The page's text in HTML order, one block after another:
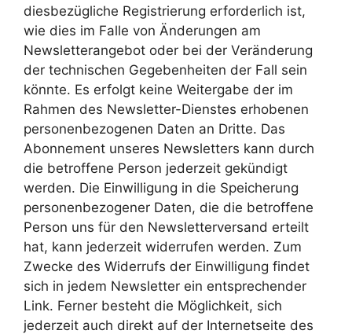
diesbezügliche Registrierung erforderlich ist,
wie dies im Falle von Änderungen am
Newsletterangebot oder bei der Veränderung
der technischen Gegebenheiten der Fall sein
könnte. Es erfolgt keine Weitergabe der im
Rahmen des Newsletter-Dienstes erhobenen
personenbezogenen Daten an Dritte. Das
Abonnement unseres Newsletters kann durch
die betroffene Person jederzeit gekündigt
werden. Die Einwilligung in die Speicherung
personenbezogener Daten, die die betroffene
Person uns für den Newsletterversand erteilt
hat, kann jederzeit widerrufen werden. Zum
Zwecke des Widerrufs der Einwilligung findet
sich in jedem Newsletter ein entsprechender
Link. Ferner besteht die Möglichkeit, sich
jederzeit auch direkt auf der Internetseite des